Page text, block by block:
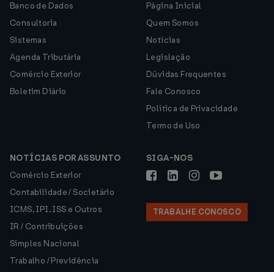
Banco de Dados
Consultoria
Sistemas
Agenda Tributária
Comércio Exterior
Boletim Diário
Página Inicial
Quem Somos
Notícias
Legislação
Dúvidas Frequentes
Fale Conosco
Política de Privacidade
Termo de Uso
NOTÍCIAS POR ASSUNTO
Comércio Exterior
Contabilidade / Societário
ICMS, IPI, ISS e Outros
IR / Contribuições
Simples Nacional
Trabalho / Previdência
SIGA-NOS
TRABALHE CONOSCO